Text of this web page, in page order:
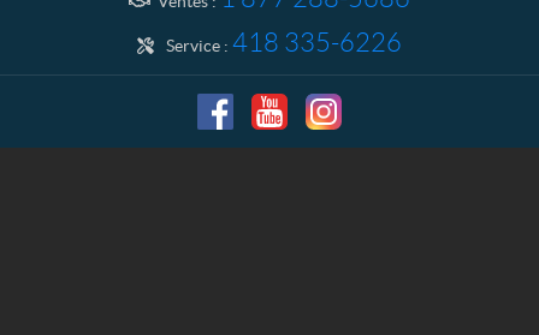
Service : 418 335-6226